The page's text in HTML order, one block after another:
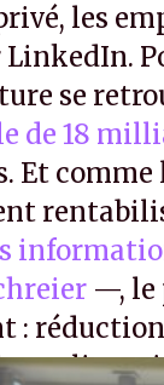
les
se
de 18
Et
—, le
:
et